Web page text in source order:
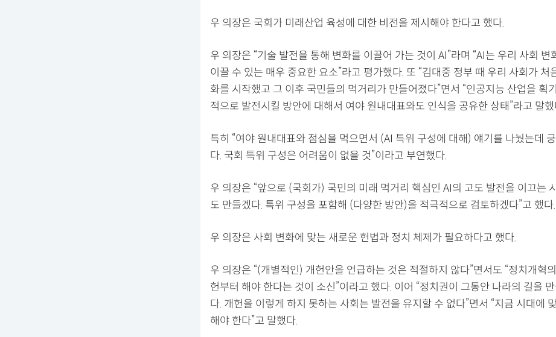
우 의장은 국회가 미래산업 육성에 대한 비전을 제시해야 한다고 했다.
우 의장은 “기술 발전을 통해 변화를 이끌어 가는 것이 AI”라며 “AI는 우리 사회 변
이끌 수 있는 매우 중요한 요소”라고 평가했다. 또 “김대중 정부 때 우리 사회가 처
화를 시작했고 그 이후 국민들의 먹거리가 만들어졌다”면서 “인공지능 산업을 획
적으로 발전시킬 방안에 대해서 여야 원내대표와도 인식을 공유한 상태”라고 말했
특히 “여야 원내대표와 점심을 먹으면서 (AI 특위 구성에 대해) 얘기를 나눴는데
다. 국회 특위 구성은 어려움이 없을 것”이라고 부연했다.
우 의장은 “앞으로 (국회가) 국민의 미래 먹거리 핵심인 AI의 고도 발전을 이끄는
도 만들겠다. 특위 구성을 포함해 (다양한 방안)을 적극적으로 검토하겠다”고 했다.
우 의장은 사회 변화에 맞는 새로운 헌법과 정치 체제가 필요하다고 했다.
우 의장은 “(개별적인) 개헌안을 언급하는 것은 적절하지 않다”면서도 “정치개혁
헌부터 해야 한다는 것이 소신”이라고 했다. 이어 “정치권이 그동안 나라의 길을
다. 개헌을 이렇게 하지 못하는 사회는 발전을 유지할 수 없다”면서 “지금 시대에
해야 한다”고 말했다.